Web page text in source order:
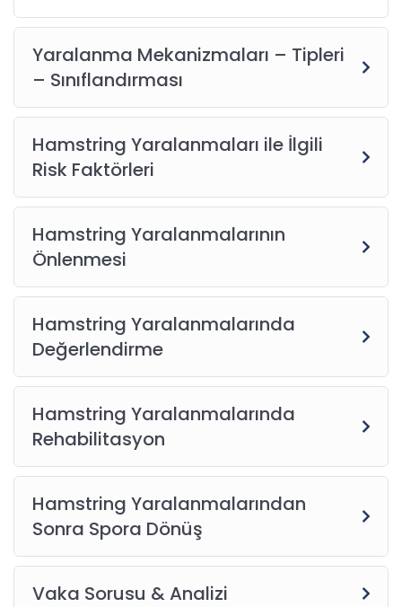
Yaralanma Mekanizmaları – Tipleri
– Sınıflandırması
Hamstring Yaralanmaları ile İlgili
Risk Faktörleri
Hamstring Yaralanmalarının
Önlenmesi
Hamstring Yaralanmalarında
Değerlendirme
Hamstring Yaralanmalarında
Rehabilitasyon
Hamstring Yaralanmalarından
Sonra Spora Dönüş
Vaka Sorusu & Analizi